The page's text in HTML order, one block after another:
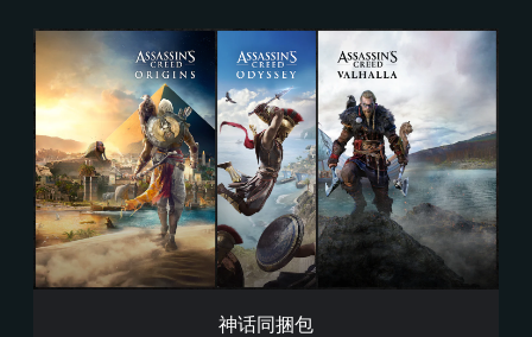
神
话
同
捆
包
神话同捆包